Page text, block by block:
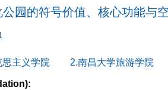
园的符号价值、核心功能与
主义学院 2.南昌大学旅游学院